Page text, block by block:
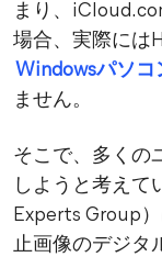
まり、
場合、実際には
Windowsパソコ
ません。
そこで、多くの
しようと考えて
Experts Group
止画像のデジタ